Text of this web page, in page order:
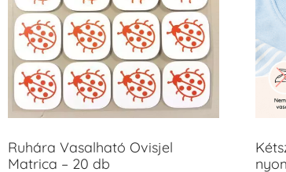
Ruhára Vasalható Ovisjel
Matrica – 20 db